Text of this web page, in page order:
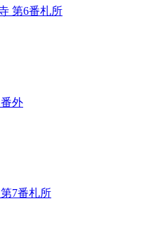
第6番札所
番外
第7番札所